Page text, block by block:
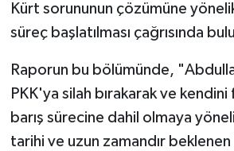
Kürt sorununun çözümüne
süreç başlatılması çağrısında
Raporun bu bölümünde,
PKK'ya silah bırakarak ve
barış sürecine dahil olmaya
tarihi ve uzun zamandır
TEKNOLOJİ
YAŞAM